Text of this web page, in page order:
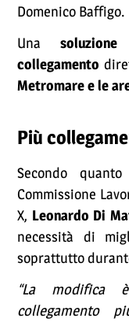
Domenico Baffigo.
Una
collegamento
Metromare e le
Più
Secondo
Commissione
X, Leonardo Di
necessità di
soprattutto
“La modifica
collegamento